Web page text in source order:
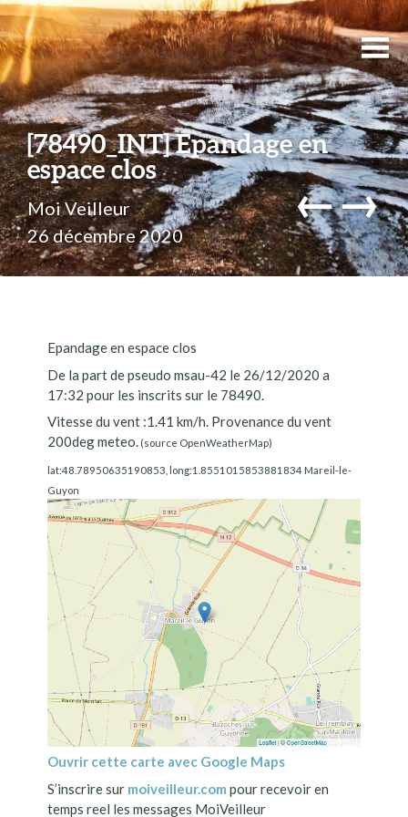
[78490_INT] Epandage en
espace clos
Moi Veilleur
26 décembre 2020
←→
Epandage en espace clos
De la part de pseudo msau-42 le 26/12/2020 a
17:32 pour les inscrits sur le 78490.
Vitesse du vent :1.41 km/h. Provenance du vent
200deg meteo. (source OpenWeatherMap)
lat:48.78950635190853, long:1.8551015853881834 Mareil-le-
Guyon
Ouvrir cette carte avec Google Maps
S’inscrire sur moiveilleur.com pour recevoir en
temps reel les messages MoiVeilleur